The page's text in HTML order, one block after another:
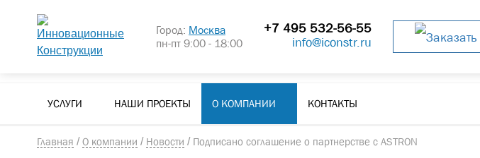
Город: Москва
пн-пт 9:00 - 18:00
+7 495 532-56-55
info@iconstr.ru
УСЛУГИ НАШИ ПРОЕКТЫ О КОМПАНИИ КОНТАКТЫ
Главная /О компании / Новости / Подписано соглашение о партнерстве с ASTRON